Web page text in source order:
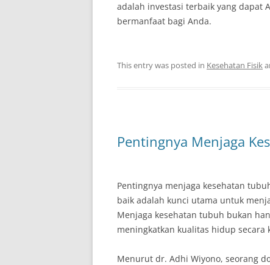
adalah investasi terbaik yang dapat
bermanfaat bagi Anda.
This entry was posted in Kesehatan Fisik
Pentingnya Menjaga
Pentingnya menjaga kesehatan
baik adalah kunci utama untuk
Menjaga kesehatan tubuh bukan
meningkatkan kualitas hidup secara
Menurut dr. Adhi Wiyono, seorang